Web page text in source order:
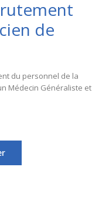
de
du personnel de la
Médecin Généraliste et